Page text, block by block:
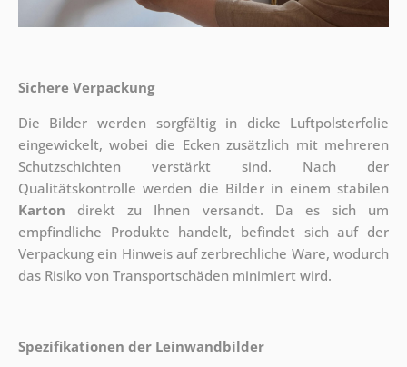
Sichere Verpackung
Die Bilder werden sorgfältig in dicke Luftpolsterfolie
eingewickelt, wobei die Ecken zusätzlich mit mehreren
Schutzschichten verstärkt sind. Nach der
Qualitätskontrolle werden die Bilder in einem stabilen
Karton direkt zu Ihnen versandt. Da es sich um
empfindliche Produkte handelt, befindet sich auf der
Verpackung ein Hinweis auf zerbrechliche Ware, wodurch
das Risiko von Transportschäden minimiert wird.
Spezifikationen der Leinwandbilder